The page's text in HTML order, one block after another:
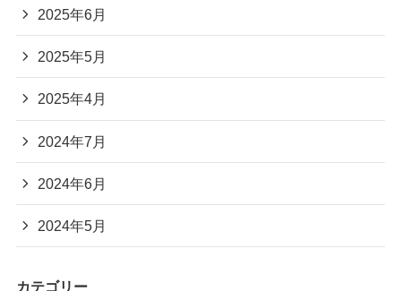
2025年6月
2025年5月
2025年4月
2024年7月
2024年6月
2024年5月
カテゴリー